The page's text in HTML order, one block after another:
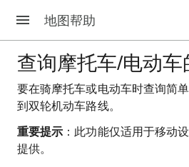
地图帮助
查询摩托车/电动车
要在骑摩托车或电动车时查询简
到双轮机动车路线。
重要提示 ：此功能仅适用于移动
提供。